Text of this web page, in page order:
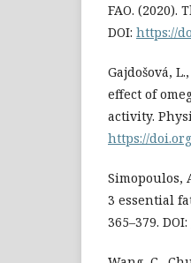
FAO. (2020).
DOI: https://
Gajdošová,
effect of
activity.
https://
Simopoulos,
3 essential
365–379. DOI: